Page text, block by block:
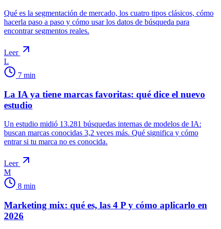
Qué es la segmentación de mercado, los cuatro tipos clásicos, cómo
hacerla paso a paso y cómo usar los datos de búsqueda para
encontrar segmentos reales.
Leer
L
7 min
La IA ya tiene marcas favoritas: qué dice el nuevo
estudio
Un estudio midió 13.281 búsquedas internas de modelos de IA:
buscan marcas conocidas 3,2 veces más. Qué significa y cómo
entrar si tu marca no es conocida.
Leer
M
8 min
Marketing mix: qué es, las 4 P y cómo aplicarlo en
2026